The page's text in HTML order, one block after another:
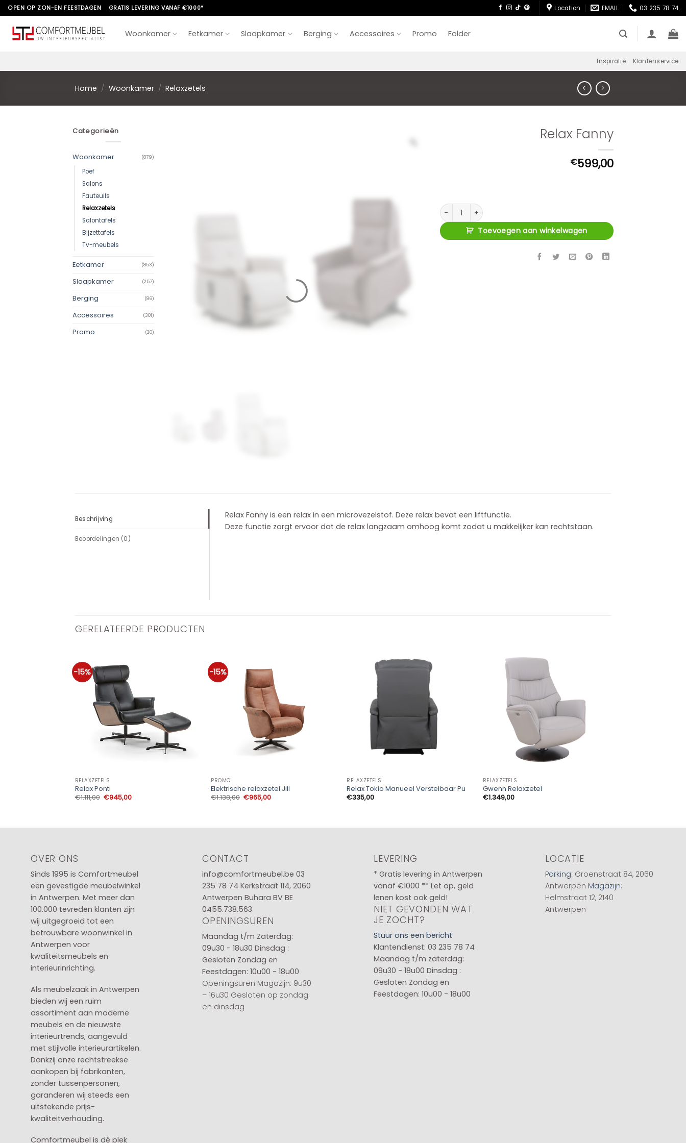
Skip
to
content
OPEN OP ZON-EN FEESTDAGEN GRATIS LEVERING VANAF €1000* Location EMAIL 03 235 78 74
Woonkamer Eetkamer Slaapkamer Berging Accessoires Promo Folder
Inspiratie Klantenservice
Home / Woonkamer / Relaxzetels
Categorieën
Woonkamer (879)
Poef
Salons
Fauteuils
Relaxzetels
Salontafels
Bijzettafels
Tv-meubels
Eetkamer (853)
Slaapkamer (257)
Berging (86)
Accessoires (301)
Promo (20)
Relax Fanny
€599,00
Relax Fanny aantal
Toevoegen aan winkelwagen
Beschrijving
Beoordelingen (0)
Relax Fanny is een relax in een microvezelstof. Deze relax bevat een liftfunctie.
Deze functie zorgt ervoor dat de relax langzaam omhoog komt zodat u makkelijker kan rechtstaan.
GERELATEERDE PRODUCTEN
-15%
RELAXZETELS
Relax Ponti
€1.111,00 Oorspronkelijke
€945,00Huidige
-15%
PROMO
Elektrische relaxzetel Jill
€1.138,00 Oorspronkelijke
€965,00Huidige
RELAXZETELS
Relax Tokio Manueel Verstelbaar Pu
€335,00
RELAXZETELS
Gwenn Relaxzetel
€1.349,00
OVER ONS
Sinds 1995 is Comfortmeubel
een gevestigde meubelwinkel
in Antwerpen. Met meer dan
100.000 tevreden klanten zijn
wij uitgegroeid tot een
betrouwbare woonwinkel in
Antwerpen voor
kwaliteitsmeubels en
interieurinrichting.
Als meubelzaak in Antwerpen
bieden wij een ruim
assortiment aan moderne
meubels en de nieuwste
interieurtrends, aangevuld
met stijlvolle interieurartikelen.
Dankzij onze rechtstreekse
aankopen bij fabrikanten,
zonder tussenpersonen,
garanderen wij steeds een
uitstekende prijs-
kwaliteitverhouding.
Comfortmeubel is dé plek
CONTACT
info@comfortmeubel.be 03
235 78 74 Kerkstraat 114, 2060
Antwerpen Buhara BV BE
0455.738.563
OPENINGSUREN
Maandag t/m Zaterdag:
09u30 - 18u30 Dinsdag :
Gesloten Zondag en
Feestdagen: 10u00 - 18u00
Openingsuren Magazijn: 9u30
– 16u30 Gesloten op zondag
en dinsdag
LEVERING
* Gratis levering in Antwerpen
vanaf €1000 ** Let op, geld
lenen kost ook geld!
NIET GEVONDEN WAT
JE ZOCHT?
Stuur ons een bericht
Klantendienst: 03 235 78 74
Maandag t/m zaterdag:
09u30 - 18u00 Dinsdag :
Gesloten Zondag en
Feestdagen: 10u00 - 18u00
LOCATIE
Parking: Groenstraat 84, 2060
Antwerpen Magazijn:
Helmstraat 12, 2140
Antwerpen